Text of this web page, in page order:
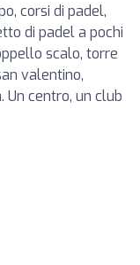
corsi di padel,
di padel a pochi
scalo, torre
valentino,
Un centro, un club